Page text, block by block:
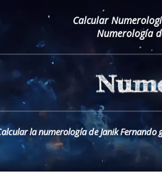
Calcular
Numerología
la numerología de Janik